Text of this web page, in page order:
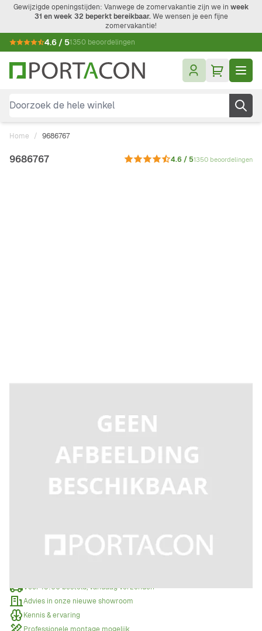
Ga naar de inhoud
Gewijzigde openingstijden: Vanwege de zomervakantie zijn we in week
31 en week 32 beperkt bereikbaar.We wensen je een fijne
zomervakantie!
4.6 / 51350 beoordelingen
Doorzoek de hele winkel
Home / 9686767
9686767 4.6 / 51350 beoordelingen
Incl. BTW
€ 355,74
Offerte aanvragen
Wanneer een offerte aanvragen?
Voor 15:00 besteld, vandaag verzonden
Advies in onze nieuwe showroom
Kennis & ervaring